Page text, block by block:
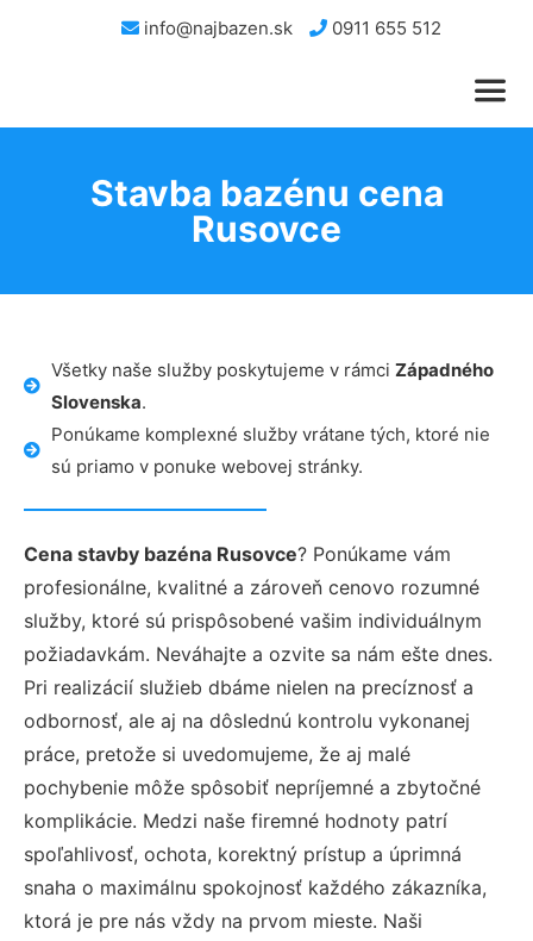
info@najbazen.sk 0911 655 512
Stavba bazénu cena
Rusovce
Všetky naše služby poskytujeme v rámci Západného
Slovenska.
Ponúkame komplexné služby vrátane tých, ktoré nie
sú priamo v ponuke webovej stránky.
Cena stavby bazéna Rusovce? Ponúkame vám
profesionálne, kvalitné a zároveň cenovo rozumné
služby, ktoré sú prispôsobené vašim individuálnym
požiadavkám. Neváhajte a ozvite sa nám ešte dnes.
Pri realizácií služieb dbáme nielen na precíznosť a
odbornosť, ale aj na dôslednú kontrolu vykonanej
práce, pretože si uvedomujeme, že aj malé
pochybenie môže spôsobiť nepríjemné a zbytočné
komplikácie. Medzi naše firemné hodnoty patrí
spoľahlivosť, ochota, korektný prístup a úprimná
snaha o maximálnu spokojnosť každého zákazníka,
ktorá je pre nás vždy na prvom mieste. Naši